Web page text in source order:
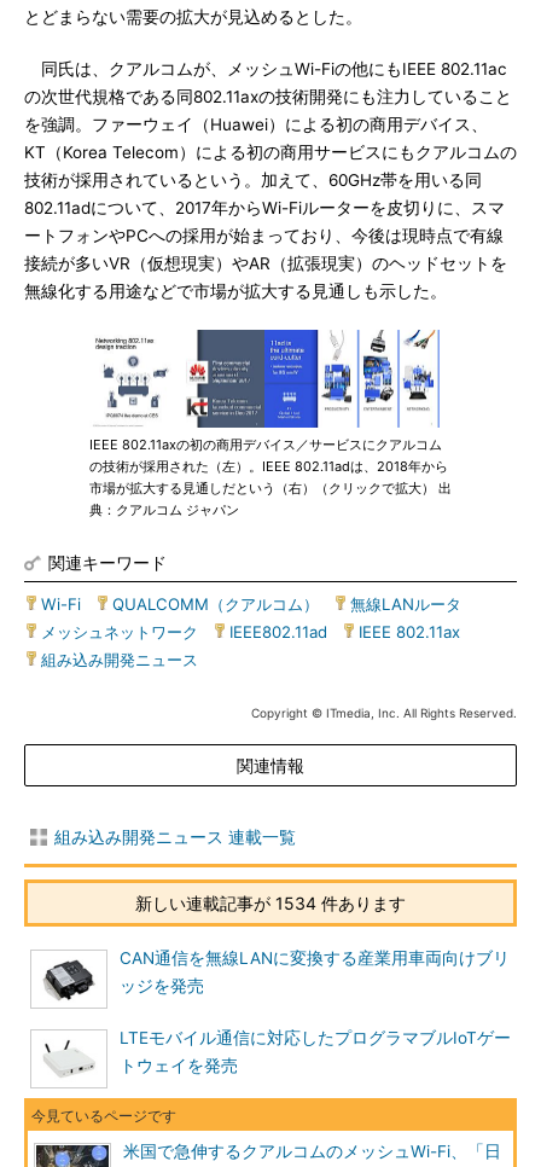
とどまらない需要の拡大が見込めるとした。
同氏は、クアルコムが、メッシュWi-Fiの他にもIEEE 802.11ac
の次世代規格である同802.11axの技術開発にも注力していること
を強調。ファーウェイ（Huawei）による初の商用デバイス、
KT（Korea Telecom）による初の商用サービスにもクアルコムの
技術が採用されているという。加えて、60GHz帯を用いる同
802.11adについて、2017年からWi-Fiルーターを皮切りに、スマ
ートフォンやPCへの採用が始まっており、今後は現時点で有線
接続が多いVR（仮想現実）やAR（拡張現実）のヘッドセットを
無線化する用途などで市場が拡大する見通しも示した。
IEEE 802.11axの初の商用デバイス／サービスにクアルコム
の技術が採用された（左）。IEEE 802.11adは、2018年から
市場が拡大する見通しだという（右）（クリックで拡大） 出
典：クアルコム ジャパン
関連キーワード
Wi-Fi QUALCOMM（クアルコム） 無線LANルータ
メッシュネットワーク
IEEE802.11ad IEEE 802.11ax
組み込み開発ニュース
Copyright © ITmedia, Inc. All Rights Reserved.
関連情報
組み込み開発ニュース 連載一覧
新しい連載記事が 1534 件あります
CAN通信を無線LANに変換する産業用車両向けブリ
ッジを発売
LTEモバイル通信に対応したプログラマブルIoTゲー
トウェイを発売
米国で急伸するクアルコムのメッシュWi-Fi、「日